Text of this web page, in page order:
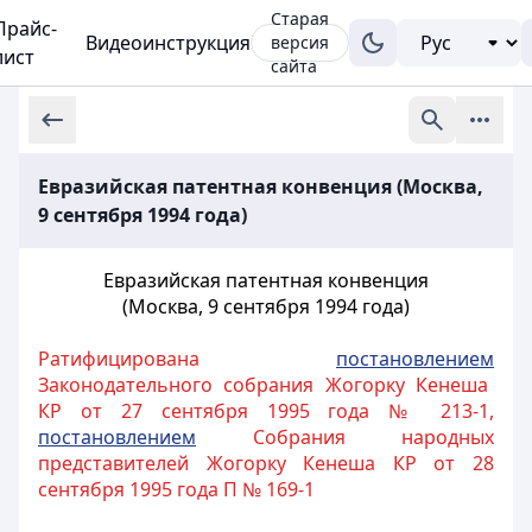
Видеоинструкция
Старая
версия
сайта
Евразийская патентная конвенция (Москва,
9 сентября 1994 года)
Евразийская патентная конвенция
(Москва, 9 сентября 1994 года)
Ратифицирована постановлением
Законодательного собрания Жогорку Кенеша
КР от 27 сентября 1995 года № 213-1,
постановлением Собрания народных
представителей Жогорку Кенеша КР от 28
сентября 1995 года П № 169-1